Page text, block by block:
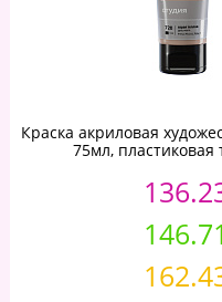
Краска акриловая
75мл, пластиковая